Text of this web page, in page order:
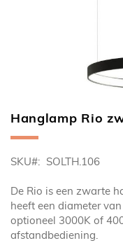
Ga
naar
begin
de
afbeeldingen-
gallerij
Hanglamp Rio
SKU SOLTH.106
De Rio is een zwarte
heeft een diameter
optioneel 3000K of
afstandbediening.